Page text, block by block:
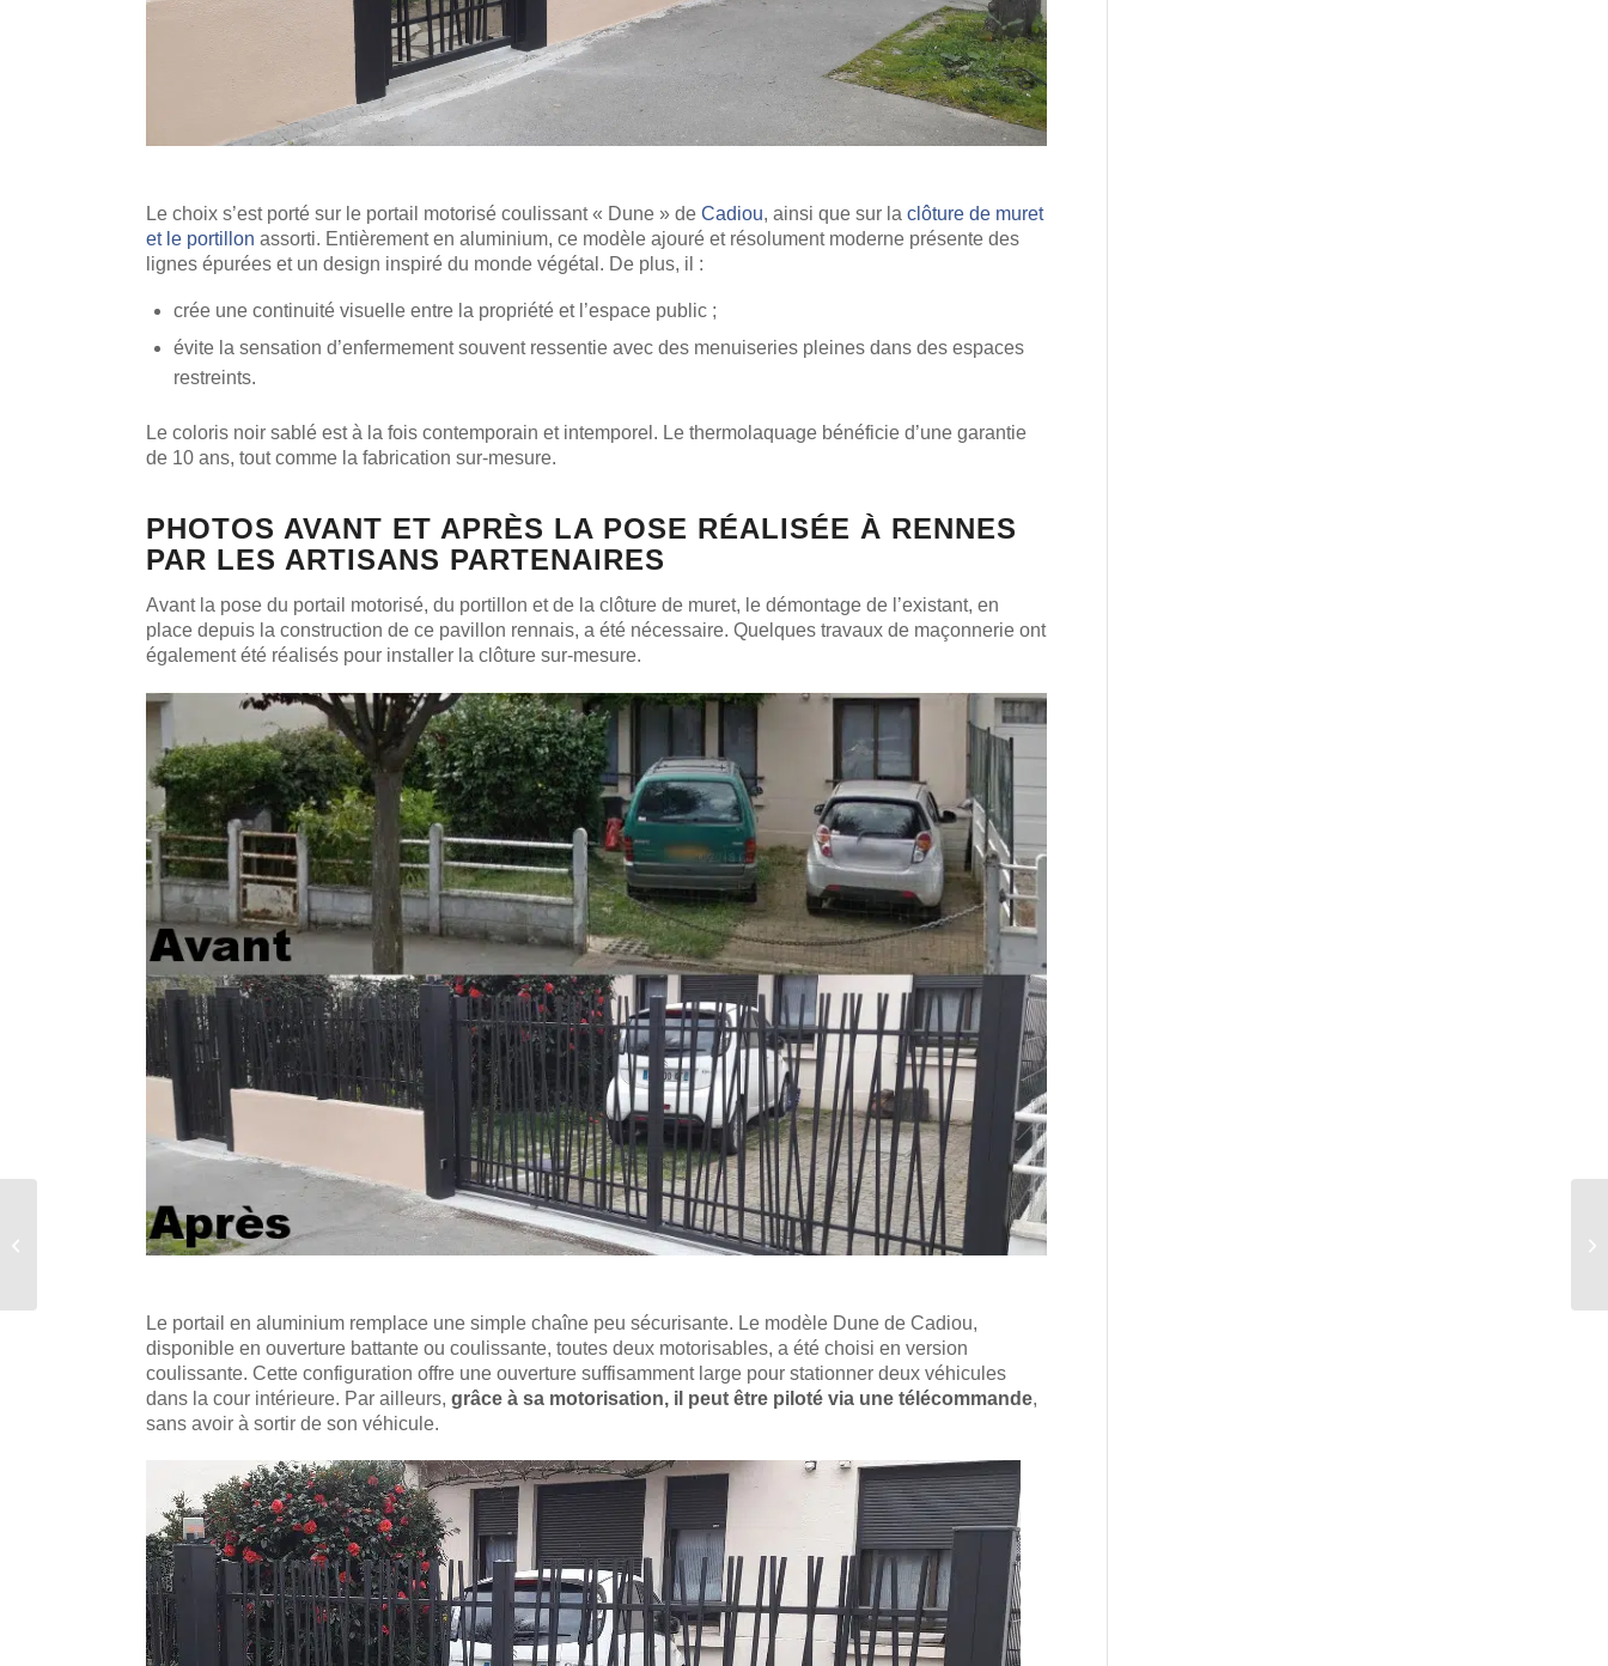
Le choix s’est porté sur le portail motorisé coulissant « Dune » de Cadiou, ainsi que sur la clôture de muret
et le portillon assorti. Entièrement en aluminium, ce modèle ajouré et résolument moderne présente des
lignes épurées et un design inspiré du monde végétal. De plus, il :
crée une continuité visuelle entre la propriété et l’espace public ;
évite la sensation d’enfermement souvent ressentie avec des menuiseries pleines dans des espaces
restreints.
Le coloris noir sablé est à la fois contemporain et intemporel. Le thermolaquage bénéficie d’une garantie
de 10 ans, tout comme la fabrication sur-mesure.
PHOTOS AVANT ET APRÈS LA POSE RÉALISÉE À RENNES
PAR LES ARTISANS PARTENAIRES
Avant la pose du portail motorisé, du portillon et de la clôture de muret, le démontage de l’existant, en
place depuis la construction de ce pavillon rennais, a été nécessaire. Quelques travaux de maçonnerie ont
également été réalisés pour installer la clôture sur-mesure.
Le portail en aluminium remplace une simple chaîne peu sécurisante. Le modèle Dune de Cadiou,
disponible en ouverture battante ou coulissante, toutes deux motorisables, a été choisi en version
coulissante. Cette configuration offre une ouverture suffisamment large pour stationner deux véhicules
dans la cour intérieure. Par ailleurs, grâce à sa motorisation, il peut être piloté via une télécommande,
sans avoir à sortir de son véhicule.
Pose d’un portail pour
une maison en pierre de